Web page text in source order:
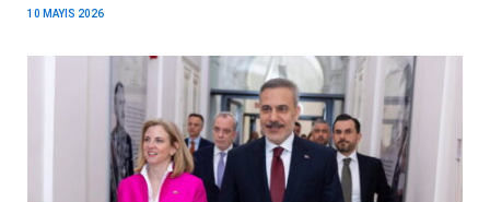
10 MAYIS 2026